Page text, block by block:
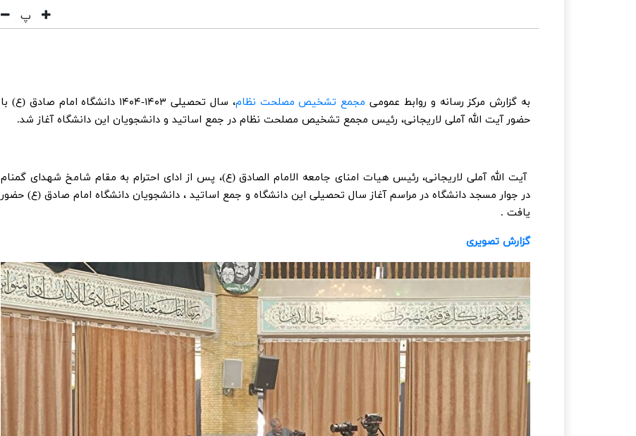
پ
به گزارش مرکز رسانه و روابط عمومیمجمع تشخیص مصلحت نظام
، سال تحصیلی ۱۴۰۳-۱۴۰۴ دانشگاه امام صادق (ع) با
حضور آیت الله آملی لاریجانی، رئیس مجمع تشخیص مصلحت نظام در جمع اساتید و دانشجویان این دانشگاه آغاز شد.
آیت الله آملی لاریجانی، رئیس هیات امنای جامعه الامام الصادق (ع)، پس از ادای احترام به مقام شامخ شهدای گمنام
در جوار مسجد دانشگاه در مراسم آغاز سال تحصیلی این دانشگاه و جمع اساتید ، دانشجویان دانشگاه امام صادق (ع) حضور
یافت .
گزارش تصویری